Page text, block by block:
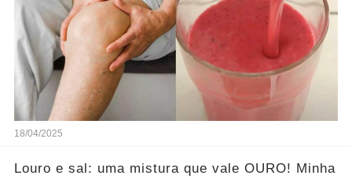
18/04/2025
Louro e sal: uma mistura que vale OURO! Minha